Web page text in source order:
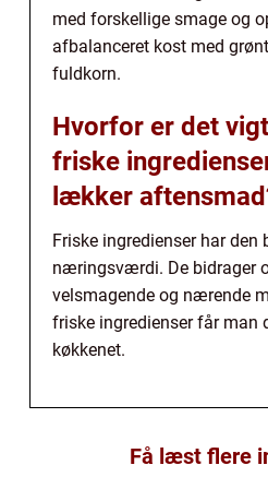
med forskellige smage og
afbalanceret kost med
fuldkorn.
Hvorfor er det
friske
lækker
Friske ingredienser har den
næringsværdi. De bidrager
velsmagende og nærende
friske ingredienser får man
køkkenet.
Få læst flere